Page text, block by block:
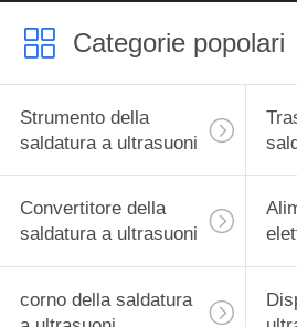
Categorie popolari
Strumento della
saldatura a ultrasuoni
Convertitore della
saldatura a ultrasuoni
corno della saldatura